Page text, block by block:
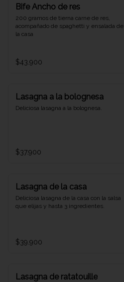
Bife Ancho de res
200 gramos de tierna carne de res,
acompañado de spaghetti y ensalada de
la casa
$43.900
Lasagna a la bolognesa
Deliciosa lasagna a la bolognesa.
$37.900
Lasagna de la casa
Deliciosa lasagna de la casa con la salsa
que elijas y hasta 3 ingredientes.
$39.900
Lasagna de ratatouille